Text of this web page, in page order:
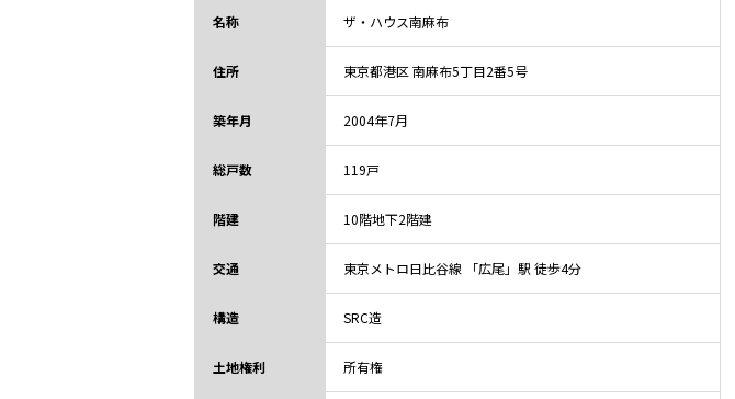
名称 ザ・ハウス南麻布
住所 東京都港区 南麻布5丁目2番5号
築年月 2004年7月
総戸数 119戸
階建 10階地下2階建
交通 東京メトロ日比谷線 「広尾」駅 徒歩4分
構造 SRC造
土地権利 所有権